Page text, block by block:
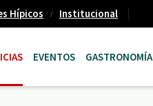
Hípicos Institucional
EVENTOS GASTRONOMÍA